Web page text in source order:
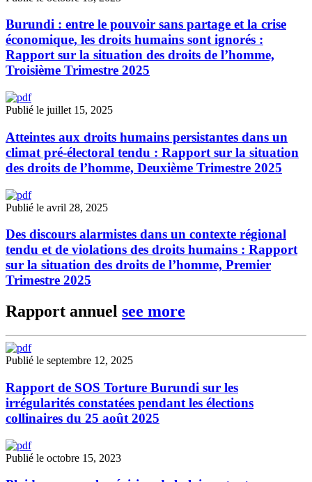
Burundi : entre le pouvoir sans partage et la crise
économique, les droits humains sont ignorés :
Rapport sur la situation des droits de l’homme,
Troisième Trimestre 2025
Publié le juillet 15, 2025
Atteintes aux droits humains persistantes dans un
climat pré-électoral tendu : Rapport sur la situation
des droits de l’homme, Deuxième Trimestre 2025
Publié le avril 28, 2025
Des discours alarmistes dans un contexte régional
tendu et de violations des droits humains : Rapport
sur la situation des droits de l’homme, Premier
Trimestre 2025
Rapport annuel see more
Publié le septembre 12, 2025
Rapport de SOS Torture Burundi sur les
irrégularités constatées pendant les élections
collinaires du 25 août 2025
Publié le octobre 15, 2023